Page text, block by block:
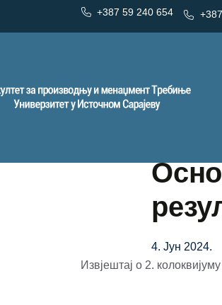
+387 59 240 654
4. Јун 2024.
Извјештај о 2.